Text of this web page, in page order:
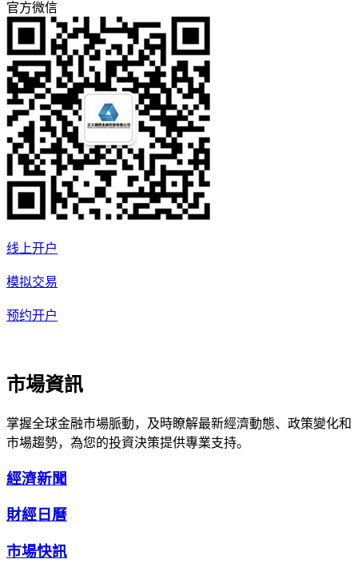
官方微信
线上开户
模拟交易
预约开户
市場資訊
掌握全球金融市場脈動，及時瞭解最新經濟動態、政策變化和
市場趨勢，為您的投資決策提供專業支持。
經濟新聞
財經日曆
市場快訊